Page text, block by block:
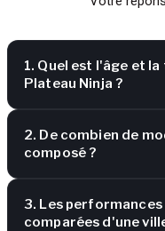
1. Quel est l'âge et
Plateau Ninja ?
2. De combien de
composé ?
3. Les
comparées d'une